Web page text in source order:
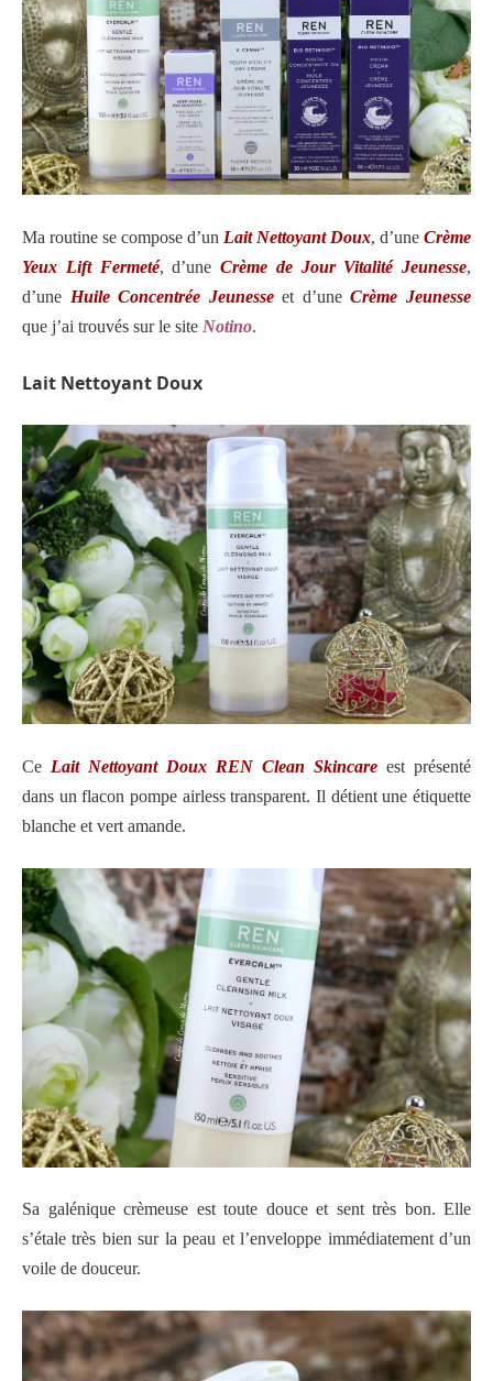
Ma routine se compose d’un Lait Nettoyant Doux, d’une Crème
Yeux Lift Fermeté, d’une Crème de Jour Vitalité Jeunesse,
d’une Huile Concentrée Jeunesseet d’uneCrème Jeunesse
que j’ai trouvés sur le site Notino.
Lait Nettoyant Doux
Ce Lait Nettoyant Doux REN Clean Skincare est présenté
dans un flacon pompe airless transparent. Il détient une étiquette
blanche et vert amande.
Sa galénique crèmeuse est toute douce et sent très bon. Elle
s’étale très bien sur la peau et l’enveloppe immédiatement d’un
voile de douceur.